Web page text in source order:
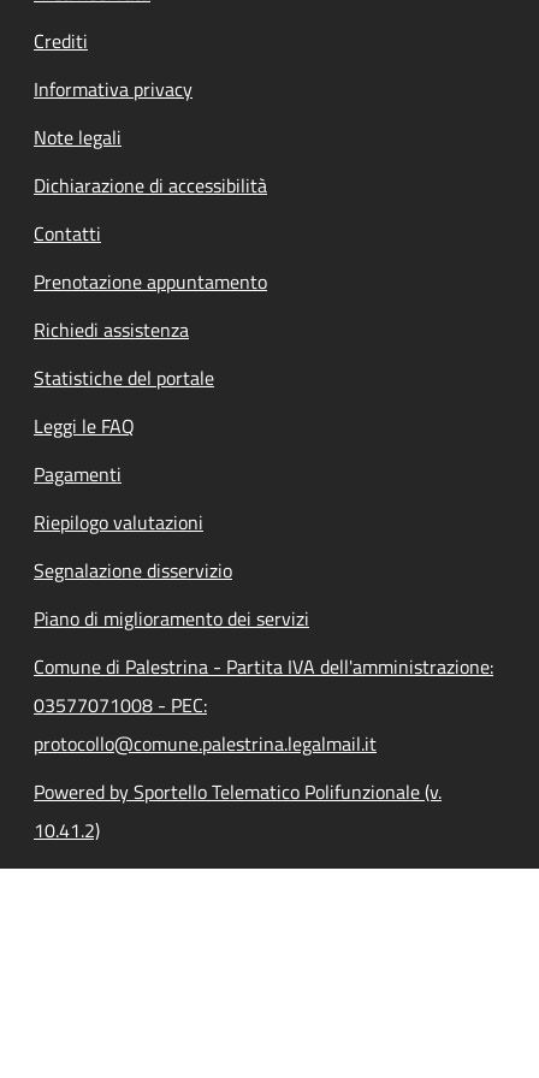
Crediti
Informativa privacy
Note legali
Dichiarazione di accessibilità
Contatti
Prenotazione appuntamento
Richiedi assistenza
Statistiche del portale
Leggi le FAQ
Pagamenti
Riepilogo valutazioni
Segnalazione disservizio
Piano di miglioramento dei servizi
Comune di Palestrina - Partita IVA dell'amministrazione:
03577071008 - PEC:
protocollo@comune.palestrina.legalmail.it
Powered by Sportello Telematico Polifunzionale (v.
10.41.2)